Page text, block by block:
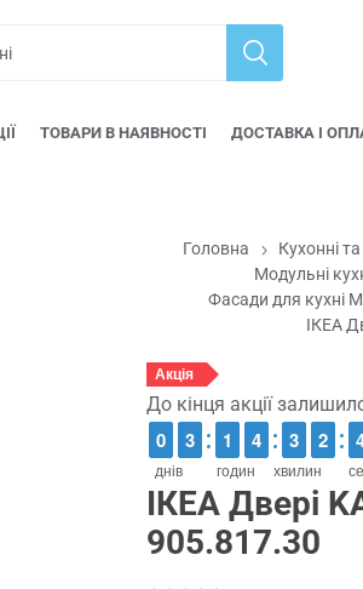
ТОВАРИ В НАЯВНОСТІ ДОСТАВКА І
Головна Кухонні
Модульні
Фасади для кухні
ІКЕА
Акція
До кінця акції
днів
9
9
0
0 2
2
3
3
годин
1
1
1
1 3
3
4
4
хвилин
2
2
3
3 1
1
2
2
ІКЕА Двері
905.817.30